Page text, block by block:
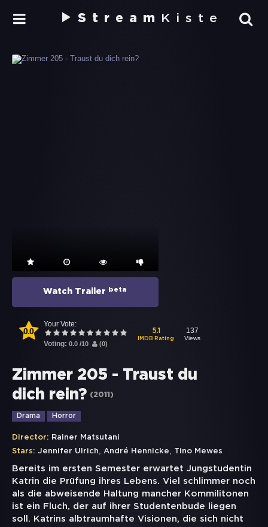
Stream Kiste
Watch Trailer beta
0.0
Your Vote:
Voting: 0.0 /10 (0)
5.1
IMDB Rating
137
Views
Zimmer 205 - Traust du
dich rein? (2011 )
Drama Horror
Director: Rainer Matsutani
Stars: Jennifer Ulrich, André Hennicke, Tino Mewes
Bereits im ersten Semester erwartet Jungstudentin
Katrin die Prüfung ihres Lebens. Viel schlimmer noch
als die abweisende Haltung mancher Kommilitonen
ist ein Fluch, der auf ihrer Studentenbude liegen
soll. Katrins albtraumhafte Visionen, die sich nicht